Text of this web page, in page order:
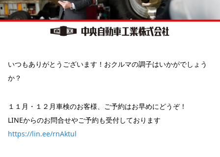
いつもありがとうございます！おクルマの調子はいかがでしょう
か？
１１月・１２月車検のお客様、ご予約はお早めにどうぞ！
LINEからのお問合せやご予約も受付しております
https://lin.ee/rnAktul